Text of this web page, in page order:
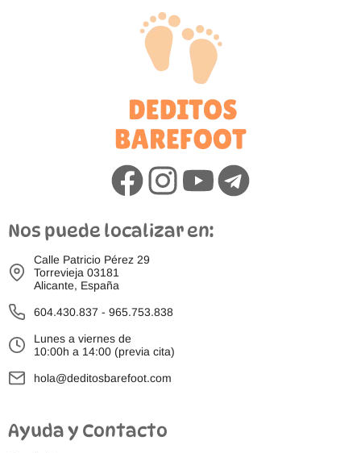
Nos puede localizar en:
Calle Patricio Pérez 29
Torrevieja 03181
Alicante, España
604.430.837 - 965.753.838
Lunes a viernes de
10:00h a 14:00 (previa cita)
hola@deditosbarefoot.com
Ayuda y Contacto